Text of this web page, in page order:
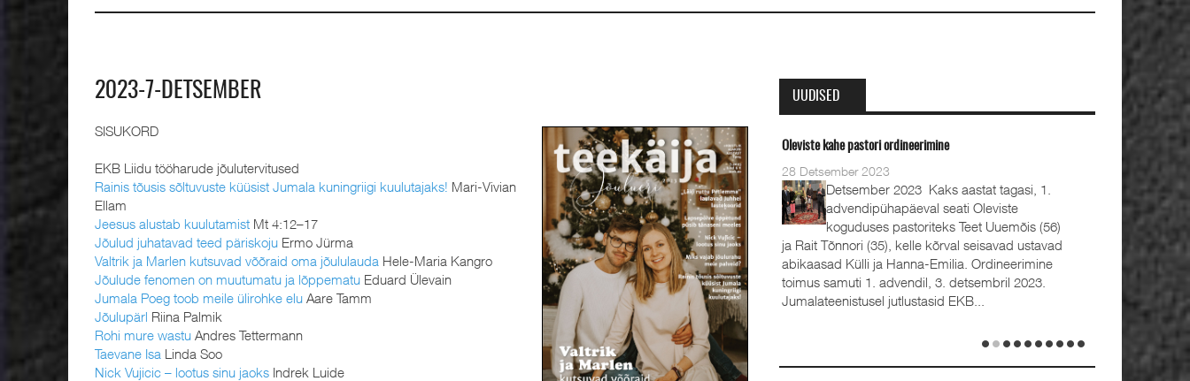
2023-7-DETSEMBER
SISUKORD
EKB Liidu tööharude jõulutervitused
Rainis tõusis sõltuvuste küüsist Jumala kuningriigi kuulutajaks! Mari-Vivian
Ellam
Jeesus alustab kuulutamist Mt 4:12–17
Jõulud juhatavad teed päriskoju Ermo Jürma
Valtrik ja Marlen kutsuvad võõraid oma jõululauda Hele-Maria Kangro
Jõulude fenomen on muutumatu ja lõppematu Eduard Ülevain
Jumala Poeg toob meile ülirohke elu Aare Tamm
Jõulupärl Riina Palmik
Rohi mure wastu Andres Tettermann
Taevane Isa Linda Soo
Nick Vujicic – lootus sinu jaoks Indrek Luide
UUDISED
Oleviste kahe pastori ordineerimine
28 Detsember 2023
Detsember 2023 Kaks aastat tagasi, 1.
advendipühapäeval seati Oleviste
koguduses pastoriteks Teet Uuemõis (56)
ja Rait Tõnnori (35), kelle kõrval seisavad ustavad
abikaasad Külli ja Hanna-Emilia. Ordineerimine
toimus samuti 1. advendil, 3. detsembril 2023.
Jumalateenistusel jutlustasid EKB...